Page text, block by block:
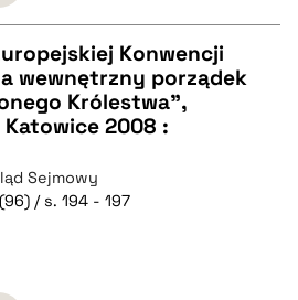
Konwencji
wewnętrzny porządek
Królestwa",
2008 :
Sejmowy
/ s. 194 - 197